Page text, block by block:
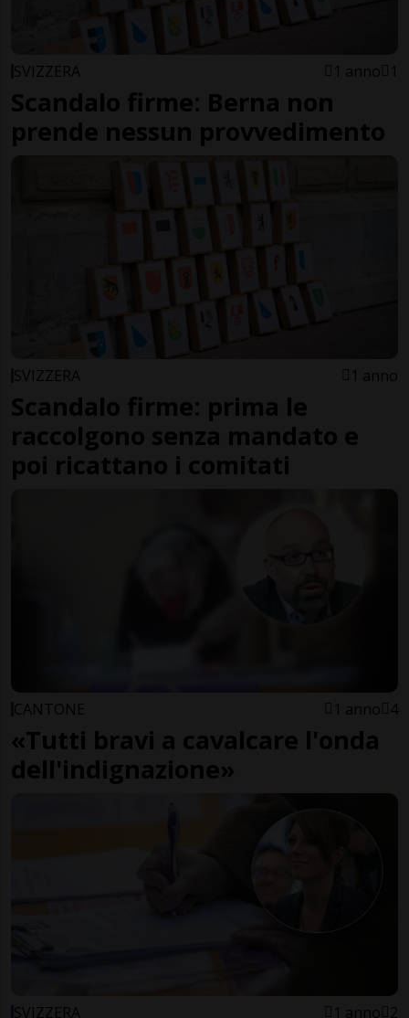
SVIZZERA 1 anno 1
Scandalo firme: Berna non
prende nessun provvedimento
SVIZZERA 1 anno
Scandalo firme: prima le
raccolgono senza mandato e
poi ricattano i comitati
CANTONE 1 anno 4
«Tutti bravi a cavalcare l'onda
dell'indignazione»
SVIZZERA 1 anno 2